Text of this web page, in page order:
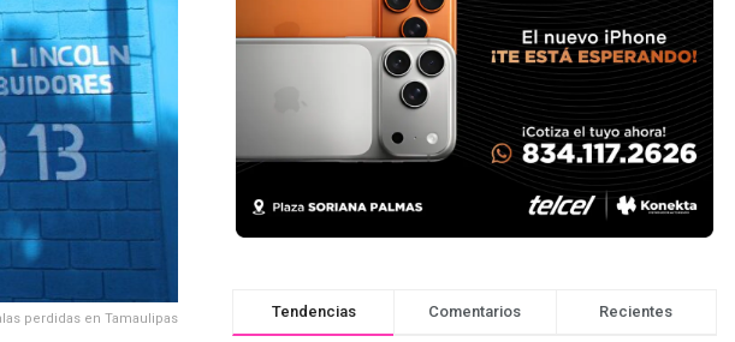
perdidas en Tamaulipas Tendencias Comentarios Recientes